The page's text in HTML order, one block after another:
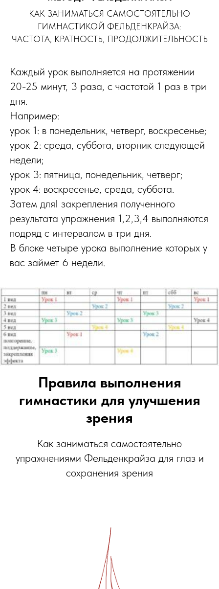
КАК ЗАНИМАТЬСЯ САМОСТОЯТЕЛЬНО
ГИМНАСТИКОЙ ФЕЛЬДЕНКРАЙЗА:
ЧАСТОТА, КРАТНОСТЬ, ПРОДОЛЖИТЕЛЬНОСТЬ
Каждый урок выполняется на протяжении
20-25 минут, 3 раза, с частотой 1 раз в три
дня.
Например:
урок 1: в понедельник, четверг, воскресенье;
урок 2: среда, суббота, вторник следующей
недели;
урок 3: пятница, понедельник, четверг;
урок 4: воскресенье, среда, суббота.
Затем дляI закрепления полученного
результата упражнения 1,2,3,4 выполняются
подряд с интервалом в три дня.
В блоке четыре урока выполнение которых у
вас займет 6 недели.
Правила выполнения
гимнастики для улучшения
зрения
Как заниматься самостоятельно
упражнениями Фельденкрайза для глаз и
сохранения зрения